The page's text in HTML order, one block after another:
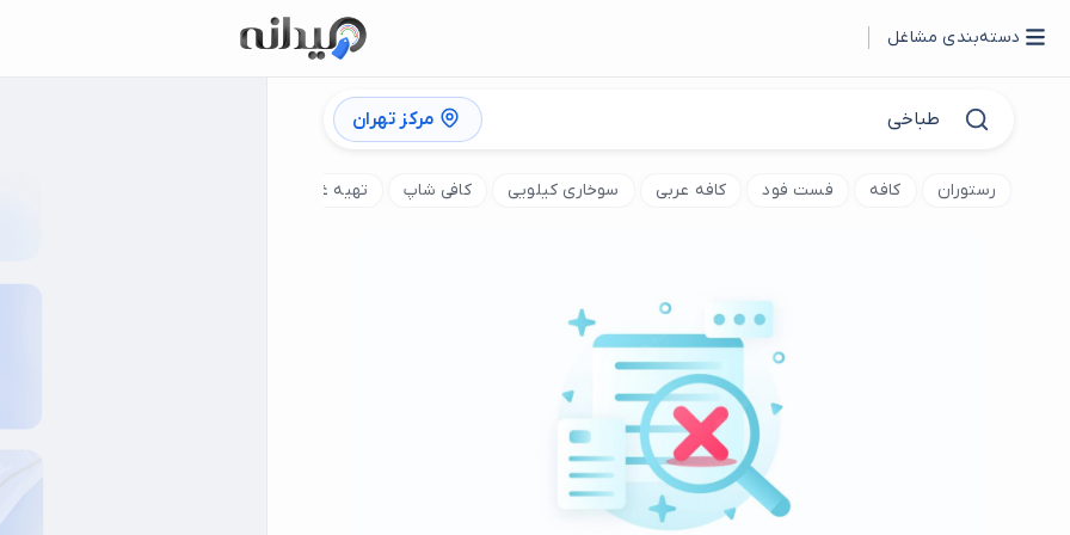
دسته‌بندی مشاغل
مرکز تهران
رستوران کافه فست فود کافه عربی سوخاری کیلویی کافی شاپ تهیه غذای سازمانی